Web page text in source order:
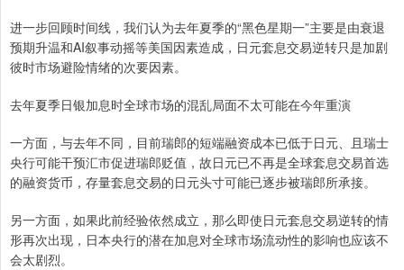
进一步回顾时间线，我们认为去年夏季的“黑色星期一”主要是由衰退
预期升温和AI叙事动摇等美国因素造成，日元套息交易逆转只是加剧
彼时市场避险情绪的次要因素。
去年夏季日银加息时全球市场的混乱局面不太可能在今年重演
一方面，与去年不同，目前瑞郎的短端融资成本已低于日元、且瑞士
央行可能干预汇市促进瑞郎贬值，故日元已不再是全球套息交易首选
的融资货币，存量套息交易的日元头寸可能已逐步被瑞郎所承接。
另一方面，如果此前经验依然成立，那么即使日元套息交易逆转的情
形再次出现，日本央行的潜在加息对全球市场流动性的影响也应该不
会太剧烈。